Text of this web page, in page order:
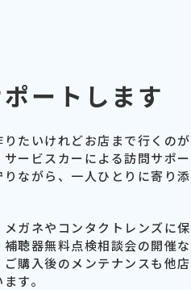
ートします
たいけれどお店まで行くの
ービスカーによる訪問サポ
ながら、一人ひとりに寄り
ガネやコンタクトレンズに
聴器無料点検相談会の開催
購入後のメンテナンスも他
す。